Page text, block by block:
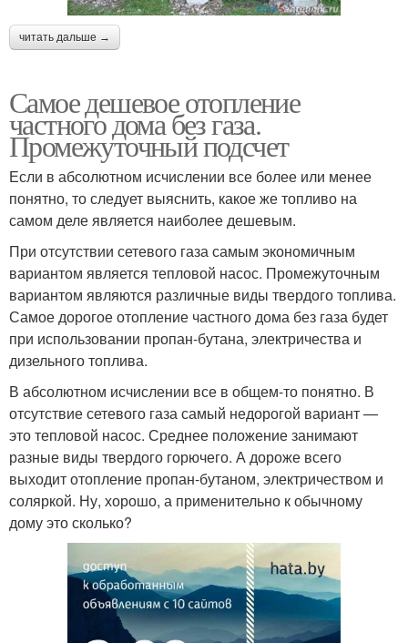
читать дальше →
Самое дешевое отопление
частного дома без газа.
Промежуточный подсчет
Если в абсолютном исчислении все более или менее
понятно, то следует выяснить, какое же топливо на
самом деле является наиболее дешевым.
При отсутствии сетевого газа самым экономичным
вариантом является тепловой насос. Промежуточным
вариантом являются различные виды твердого топлива.
Самое дорогое отопление частного дома без газа будет
при использовании пропан-бутана, электричества и
дизельного топлива.
В абсолютном исчислении все в общем-то понятно. В
отсутствие сетевого газа самый недорогой вариант —
это тепловой насос. Среднее положение занимают
разные виды твердого горючего. А дороже всего
выходит отопление пропан-бутаном, электричеством и
соляркой. Ну, хорошо, а применительно к обычному
дому это сколько?